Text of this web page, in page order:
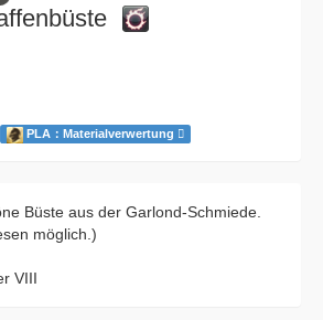
PLA：Materialverwertung
Büste aus der Garlond-Schmiede.
möglich.)
VIII